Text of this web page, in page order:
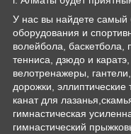
У нас вы найдете самый
оборудования и
волейбола, баскетбола,
тенниса, дзюдо и
велотренажеры,
дорожки,
канат для
гимнастическая
гимнастический